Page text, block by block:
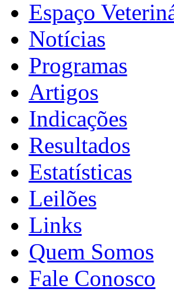
Espaço
Notícias
Programas
Artigos
Indicações
Resultados
Estatísticas
Leilões
Links
Quem Somos
Fale Conosco